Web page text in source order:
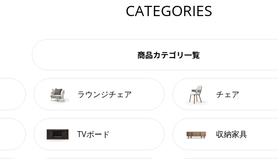
CATEGORIES
商品カテゴリ一覧
ラウンジチェア チェア
TVボード 収納家具